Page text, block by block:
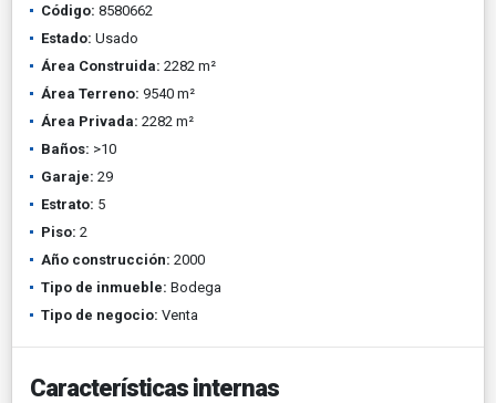
Código: 8580662
Estado: Usado
Área Construida: 2282 m²
Área Terreno: 9540 m²
Área Privada: 2282 m²
Baños: >10
Garaje: 29
Estrato: 5
Piso: 2
Año construcción: 2000
Tipo de inmueble: Bodega
Tipo de negocio: Venta
Características internas